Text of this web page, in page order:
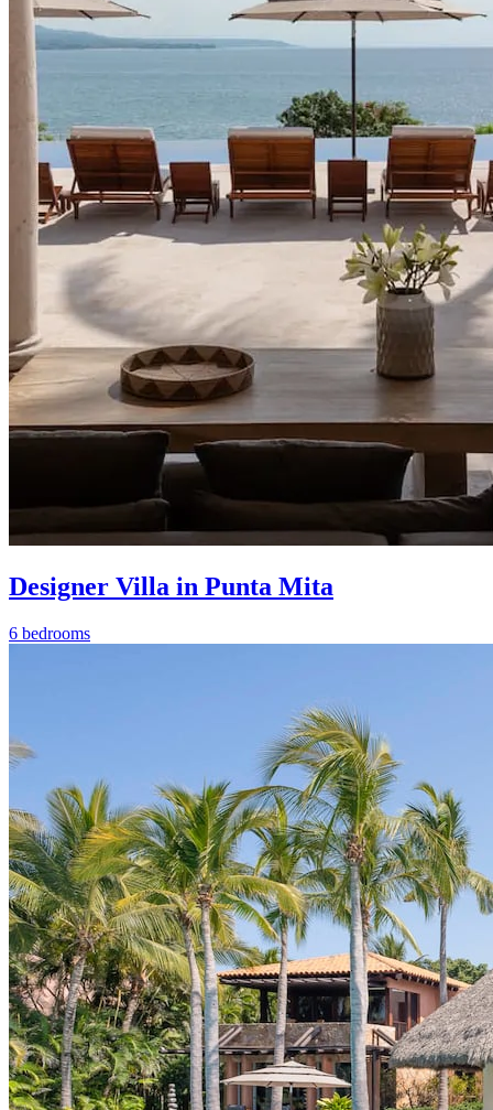
Designer Villa in Punta Mita
6 bedrooms